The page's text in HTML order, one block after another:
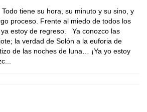
tiene su hora, su minuto y su sino, y
proceso. Frente al miedo de todos los
estoy de regreso. Ya conozco las
la verdad de Solón a la euforia de
de las noches de luna… ¡Ya yo estoy